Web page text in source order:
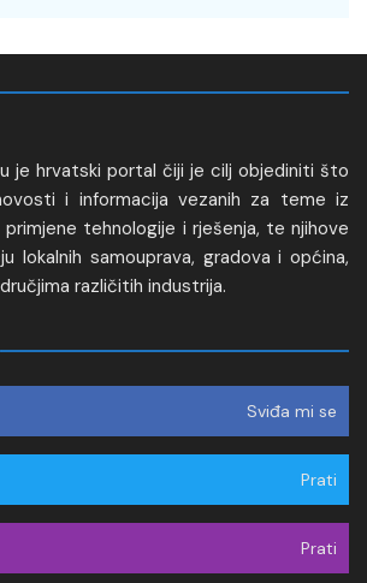
je hrvatski portal čiji je cilj objediniti što
i informacija vezanih za teme iz
tehnologije i rješenja, te njihove
lokalnih samouprava, gradova i općina,
različitih industrija.
Sviđa mi se
Prati
Prati